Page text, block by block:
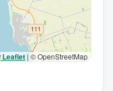
Leaflet | © OpenStreetMap